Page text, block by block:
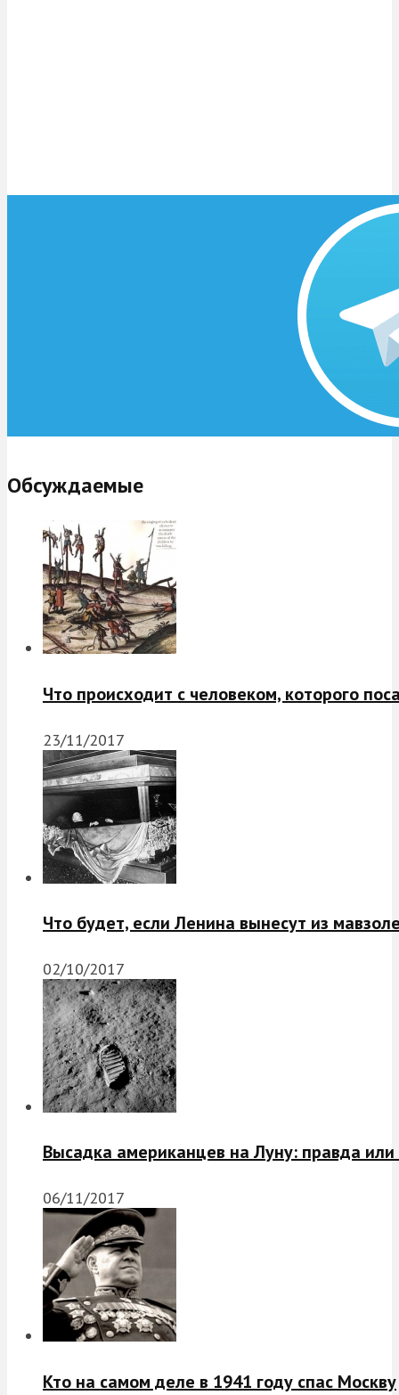
Обсуждаемые
Что происходит с человеком, которого
23/11/2017
Что будет, если Ленина вынесут из
02/10/2017
Высадка американцев на Луну: правда
06/11/2017
Кто на самом деле в 1941 году спас Москву